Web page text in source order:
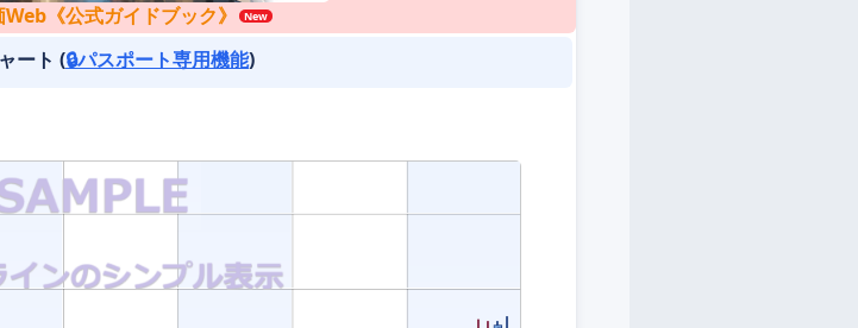
Web《公式ガイドブック》
ート (🔒パスポート専用機能)